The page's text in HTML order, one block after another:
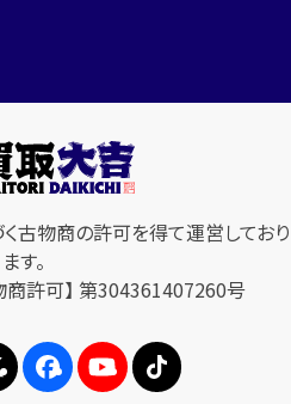
古物商の許可を得て運営しており
ます。
商許可】 第304361407260号